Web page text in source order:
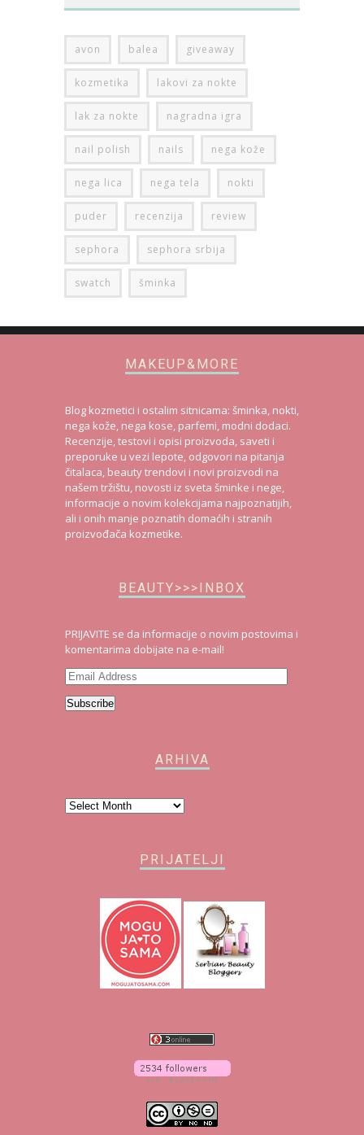
avon balea giveaway
kozmetika lakovi za nokte
lak za nokte nagradna igra
nail polish nails nega kože
nega lica nega tela nokti
puder recenzija review
sephora sephora srbija
swatch šminka
MAKEUP&MORE
Blog kozmetici i ostalim sitnicama: šminka, nokti,
nega kože, nega kose, parfemi, modni dodaci.
Recenzije, testovi i opisi proizvoda, saveti i
preporuke u vezi lepote, odgovori na pitanja
čitalaca, beauty trendovi i novi proizvodi na
našem tržištu, novosti iz sveta šminke i nege,
informacije o novim kolekcijama najpoznatijih,
ali i onih manje poznatih domaćih i stranih
proizvođača kozmetike.
BEAUTY>>>INBOX
PRIJAVITE se da informacije o novim postovima i
komentarima dobijate na e-mail!
Email
Address
Subscribe
ARHIVA
Arhiva
PRIJATELJI